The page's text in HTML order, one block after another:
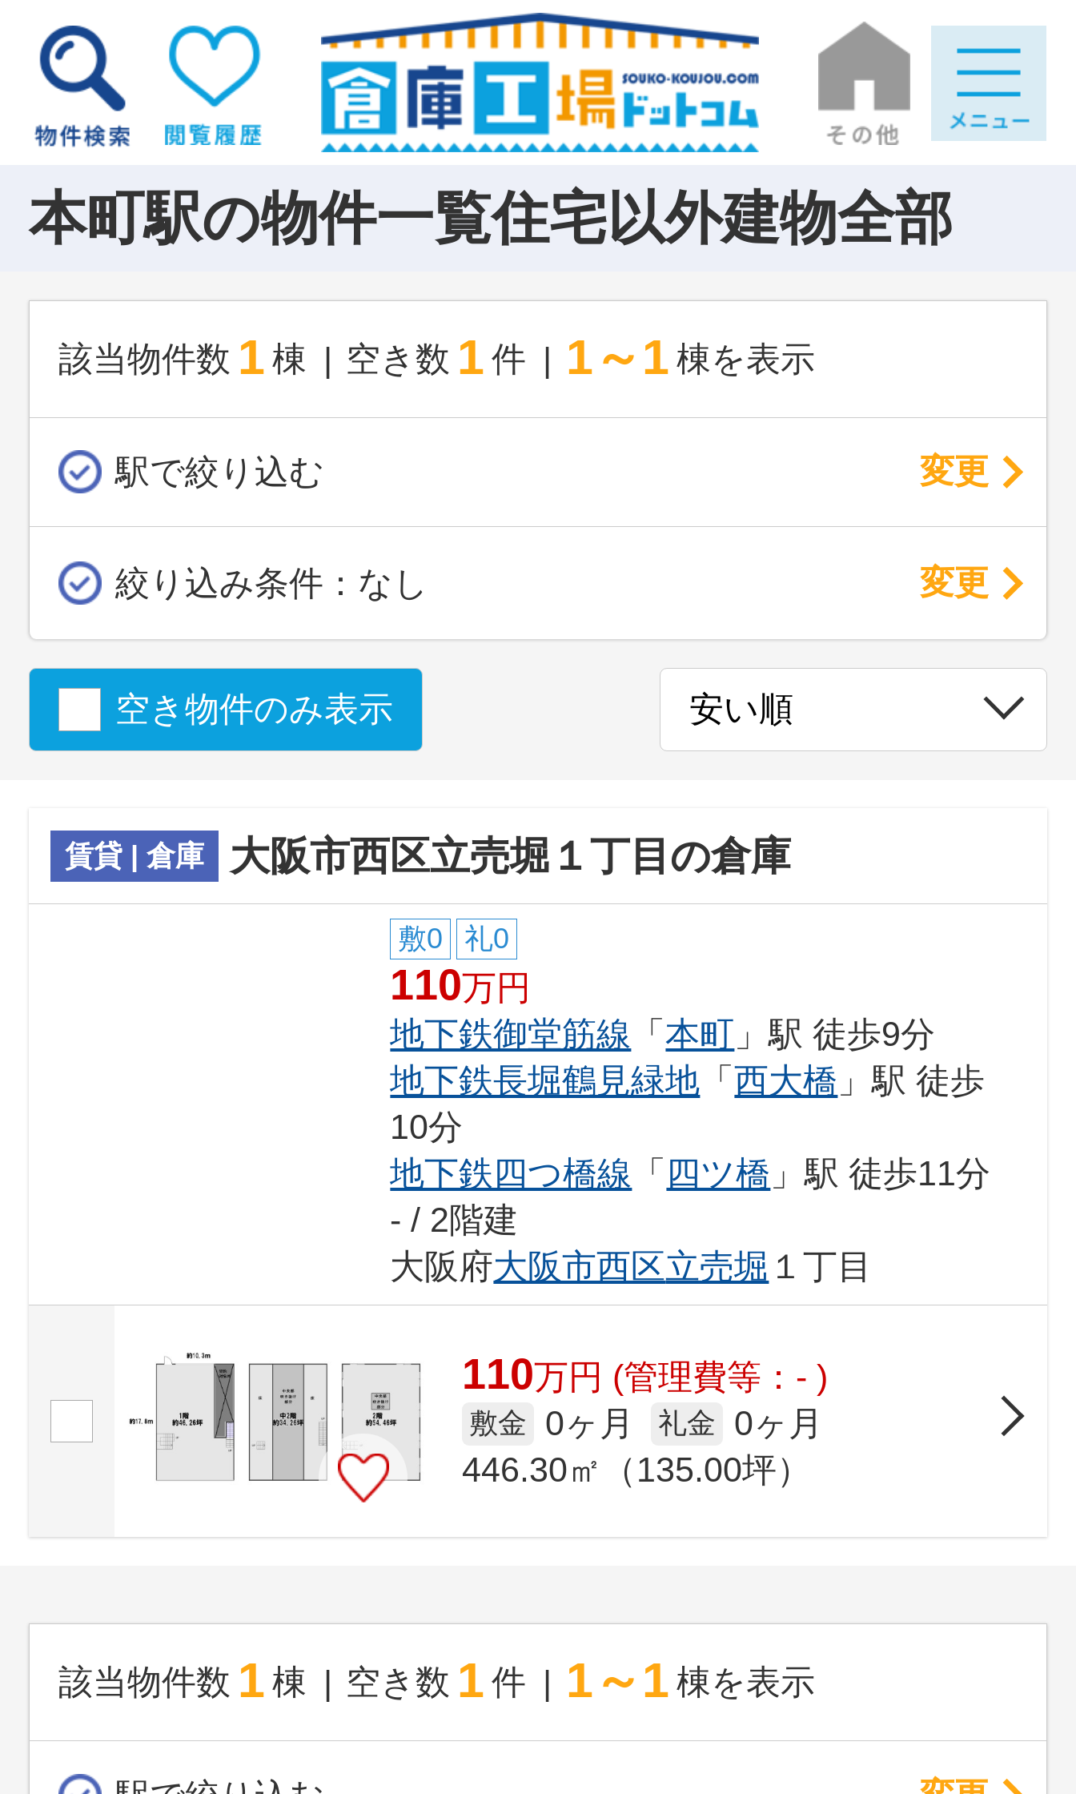
本町駅の物件一覧住宅以外建物全部
該当物件数 1 棟 空き数 1 件 1～1 棟を表示
駅で絞り込む 変更
絞り込み条件： なし 変更
空き物件のみ表示
賃貸 | 倉庫 大阪市西区立売堀１丁目の倉庫
敷0 礼0
110万円
地下鉄御堂筋線 「本町 」駅 徒歩9分
地下鉄長堀鶴見緑地 「西大橋 」駅 徒歩
10分
地下鉄四つ橋線 「 四ツ橋 」駅 徒歩11分
- / 2階建
大阪府大阪市西区立売堀 １丁目
110万円 (管理費等：- )
敷金 0ヶ月 礼金
0ヶ月
446.30㎡（135.00坪）
該当物件数 1 棟 空き数 1 件 1～1 棟を表示